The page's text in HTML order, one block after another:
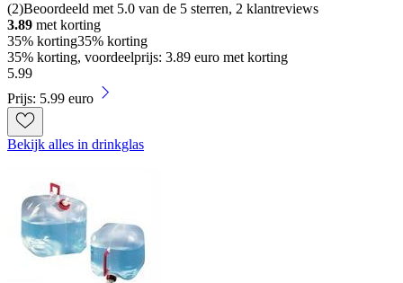
(2)Beoordeeld met 5.0 van de 5 sterren, 2 klantreviews
3.89 met korting
35% korting35% korting
35% korting, voordeelprijs: 3.89 euro met korting
5.99
Prijs: 5.99 euro
Bekijk alles in drinkglas